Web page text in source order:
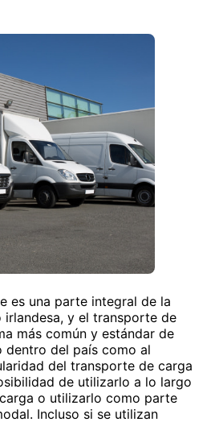
es una parte integral de la
irlandesa, y el transporte de
más común y estándar de
dentro del país como al
del transporte de carga
de utilizarlo a lo largo
o utilizarlo como parte
Incluso si se utilizan